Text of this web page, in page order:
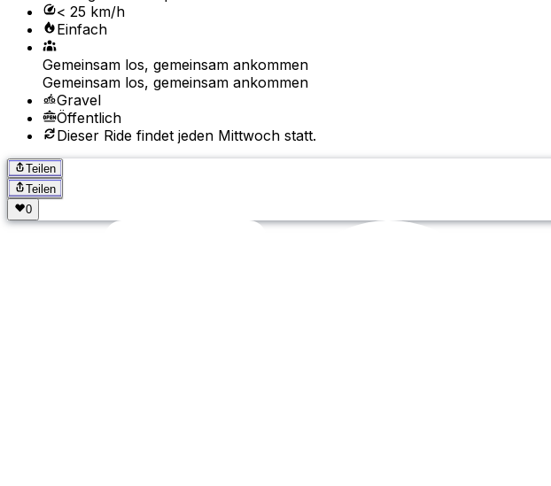
< 25 km/h
Einfach
Gemeinsam los, gemeinsam ankommen
Gemeinsam los, gemeinsam ankommen
Gravel
Öffentlich
Dieser Ride findet jeden Mittwoch statt.
Teilen
Teilen